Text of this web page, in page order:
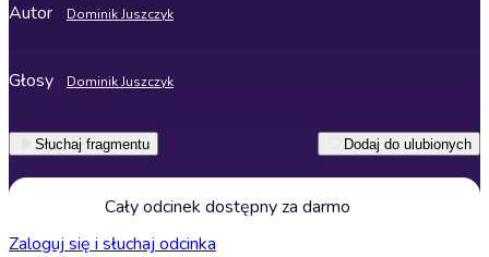
Autor Dominik Juszczyk
Głosy Dominik Juszczyk
Słuchaj fragmentu Dodaj do ulubionych
Cały odcinek dostępny za darmo
Zaloguj się i słuchaj odcinka